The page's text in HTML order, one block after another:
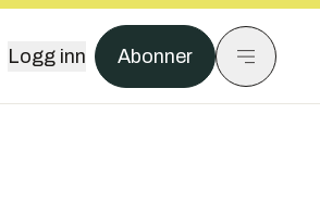
Logg inn Abonner